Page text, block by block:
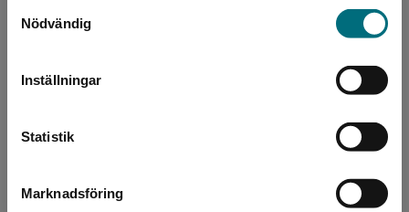
Nödvändig
Inställningar
Statistik
Marknadsföring
Sverige. För att kunna slutföra ett köp måste
Ann-Charlotte Ekensten
Ann-Charlotte Ekensten debuterade som
författare 2014 och har sedan dess skrivit flera
och vuxna. På ...